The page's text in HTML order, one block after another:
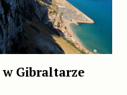
Gibraltarze